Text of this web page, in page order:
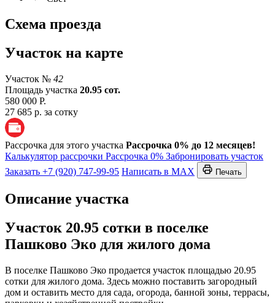
Схема проезда
Участок на карте
Участок № 42
Площадь участка 20.95 сот.
580 000 Р.
27 685 р. за сотку
Рассрочка для этого участка Рассрочка 0% до 12 месяцев!
Калькулятор рассрочки Рассрочка 0% Забронировать участок
Заказать +7 (920) 747-99-95 Написать в MAX Печать
Описание участка
Участок 20.95 сотки в поселке
Пашково Эко для жилого дома
В поселке Пашково Эко продается участок площадью 20.95
сотки для жилого дома. Здесь можно поставить загородный
дом и оставить место для сада, огорода, банной зоны, террасы,